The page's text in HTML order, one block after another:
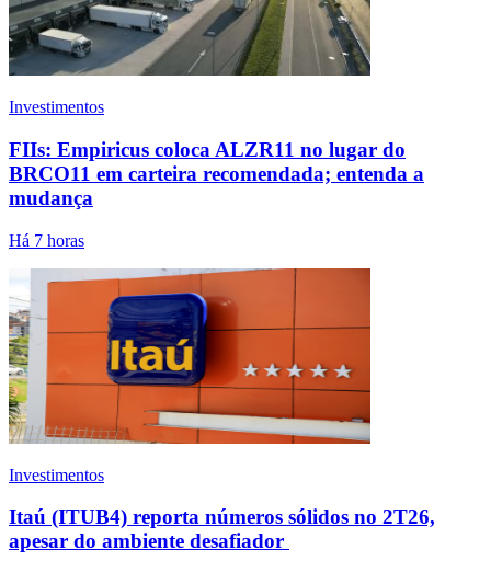
Investimentos
FIIs: Empiricus coloca ALZR11 no lugar do
BRCO11 em carteira recomendada; entenda a
mudança
Há 7 horas
Investimentos
Itaú (ITUB4) reporta números sólidos no 2T26,
apesar do ambiente desafiador